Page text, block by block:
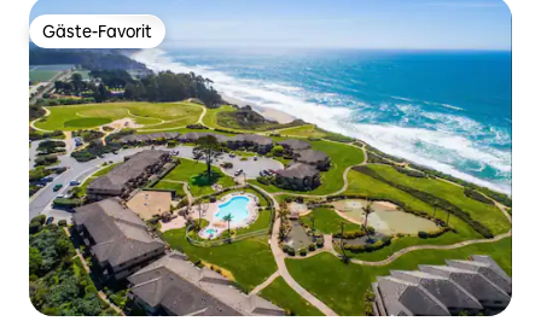
Gäste-Favorit
Gäste-Favorit